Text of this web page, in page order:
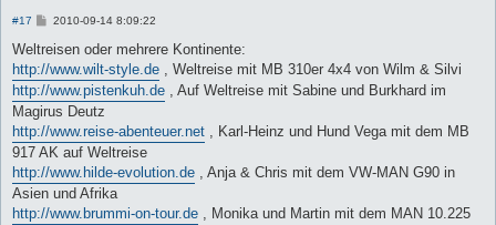
#17
B
i
r
a
g
2010-09-14 8:09:22
Weltreisen oder mehrere Kontinente:
http://www.wilt-style.de , Weltreise mit MB 310er 4x4 von Wilm & Silvi
http://www.pistenkuh.de , Auf Weltreise mit Sabine und Burkhard im
Magirus Deutz
http://www.reise-abenteuer.net , Karl-Heinz und Hund Vega mit dem MB
917 AK auf Weltreise
http://www.hilde-evolution.de , Anja & Chris mit dem VW-MAN G90 in
Asien und Afrika
http://www.brummi-on-tour.de , Monika und Martin mit dem MAN 10.225